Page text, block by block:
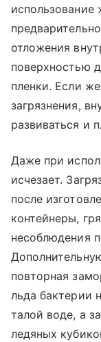
использование
отложения
поверхностью
пленки. Если
загрязнения,
развиваться и
Даже при
исчезает.
после
контейнеры,
несоблюдения
повторная
льда бактерии
талой воде, а
ледяных